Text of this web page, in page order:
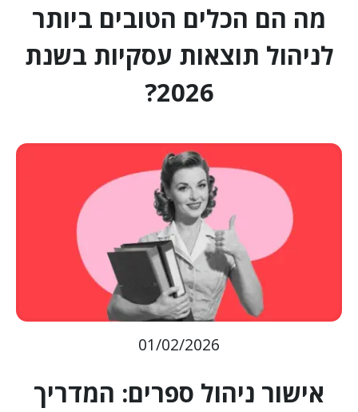
מה הם הכלים הטובים ביותר
לניהול תוצאות עסקיות בשנת
2026?
01/02/2026
אישור ניהול ספרים: המדריך